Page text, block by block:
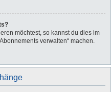
möchtest, so kannst du dies im
verwalten“ machen.